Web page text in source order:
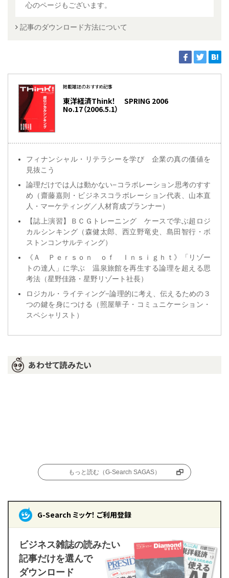
心のページもございます。
記事のダウンロード方法について
掲載雑誌のおすすめ記事
東洋経済Think！ SPRING 2006
No.17（2006.5.1）
フィナンシャル・リテラシーを学び 企業の真の価値を
見抜こう
論理だけでは人は動かない−コラボレーション思考のすす
め（齋藤嘉則・ビジネスコラボレーション代表、山本直
人・マーケティング／人材育成プランナー）
【誌上演習】ＢＣＧトレーニング ケースで学ぶ超ロジ
カルシンキング（森健太郎、西立野竜史、島田智行・ボ
ストンコンサルティング）
《Ａ Ｐｅｒｓｏｎ ｏｆ Ｉｎｓｉｇｈｔ》「リゾー
トの達人」に学ぶ 温泉旅館を再生する論理を超える思
考法（星野佳路・星野リゾート社長）
ロジカル・ライティング−論理的に考え、伝えるための３
つの鍵を身につける（照屋華子・コミュニケーション・
スペシャリスト）
あわせて読みたい
もっと読む（G-Search SAGAS）
G-Search ミッケ！ ご利用登録
ビジネス雑誌の読みたい
記事だけを選んで
ダウンロード